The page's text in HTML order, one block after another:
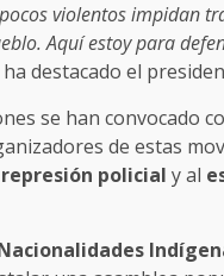
violentos impidan
Aquí estoy para
ha destacado el
se han convocado
de estas
represión policial y al